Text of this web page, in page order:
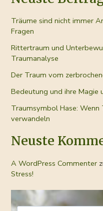
Träume sind nicht immer
Fragen
Rittertraum und
Traumanalyse
Der Traum vom
Bedeutung und ihre Magie
Traumsymbol Hase: Wenn
verwandeln
Neuste
A WordPress Commenter
Stress!